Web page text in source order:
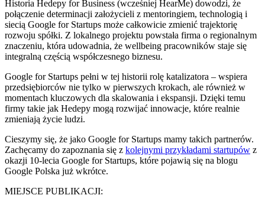
Historia Hedepy for Business (wcześniej HearMe) dowodzi, że
połączenie determinacji założycieli z mentoringiem, technologią i
siecią Google for Startups może całkowicie zmienić trajektorię
rozwoju spółki. Z lokalnego projektu powstała firma o regionalnym
znaczeniu, która udowadnia, że wellbeing pracowników staje się
integralną częścią współczesnego biznesu.
Google for Startups pełni w tej historii rolę katalizatora – wspiera
przedsiębiorców nie tylko w pierwszych krokach, ale również w
momentach kluczowych dla skalowania i ekspansji. Dzięki temu
firmy takie jak Hedepy mogą rozwijać innowacje, które realnie
zmieniają życie ludzi.
Cieszymy się, że jako Google for Startups mamy takich partnerów.
Zachęcamy do zapoznania się z kolejnymi przykładami startupów z
okazji 10-lecia Google for Startups, które pojawią się na blogu
Google Polska już wkrótce.
MIEJSCE PUBLIKACJI: